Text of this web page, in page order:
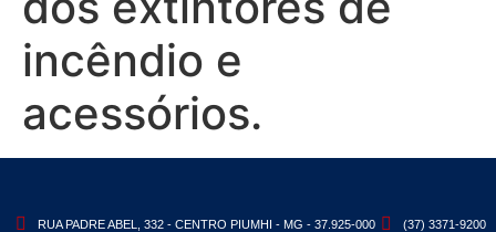
incêndio e
acessórios.
RUA PADRE ABEL, 332 - CENTRO PIUMHI - MG - 37.925-000
(37) 3371-9200